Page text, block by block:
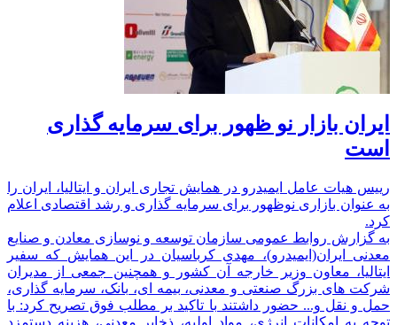
ایران بازار نو ظهور برای سرمایه گذاری
است
رییس هیات عامل ایمیدرو در همایش تجاری ایران و ایتالیا، ایران را
به عنوان بازاری نوظهور برای سرمایه گذاری و رشد اقتصادی اعلام
کرد.
به گزارش روابط عمومی سازمان توسعه و نوسازی معادن و صنایع
معدنی ایران(ایمیدرو)، مهدی کرباسیان در این همایش که سفیر
ایتالیا،‌ معاون وزیر خارجه آن کشور و همچنین جمعی از مدیران
شرکت های بزرگ صنعتی و معدنی، بیمه ای،‌ بانک،‌ سرمایه گذاری،
حمل و نقل و... حضور داشتند با تاکید بر مطلب فوق تصریح کرد: با
توجه به امکانات انرژی،‌ مواد اولیه،‌ ذخایر معدنی،‌ هزینه دستمزد